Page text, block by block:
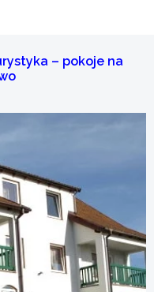
– pokoje na